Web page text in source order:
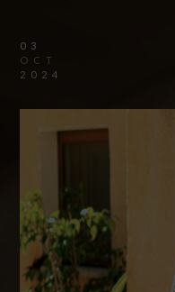
03
OCT
2024